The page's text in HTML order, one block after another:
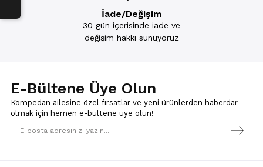
Standart benden (36-40) ve 34-36 37-39 40-41 bedenleri
bilekten göbeğe kadar olup toparlayıcı özelliği vardır. Yumuşak ve
esnektir.
HANGİ MEVSİMLERDE KADIN DİZALTI ÇORAPLARI
TERCİH EDİLMELİDİR?
İade/Değişim
30 gün içerisinde iade ve
değişim hakkı sunuyoruz
E-Bültene Üye Olun
Kompedan ailesine özel fırsatlar ve yeni ürünlerden haberdar
olmak için hemen e-bültene üye olun!